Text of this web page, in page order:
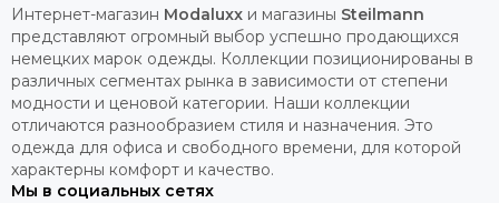
Интернет-магазин Modaluxx и магазины Steilmann
представляют огромный выбор успешно продающихся
немецких марок одежды. Коллекции позиционированы в
различных сегментах рынка в зависимости от степени
модности и ценовой категории. Наши коллекции
отличаются разнообразием стиля и назначения. Это
одежда для офиса и свободного времени, для которой
характерны комфорт и качество.
Мы в социальных сетях